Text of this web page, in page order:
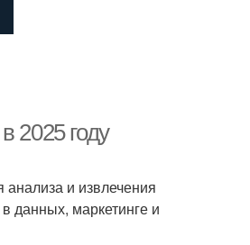
2025 году
и извлечения
данных, маркетинге и